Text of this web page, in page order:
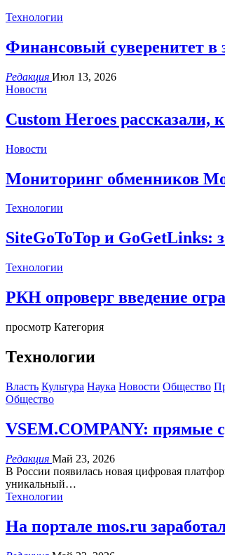
Технологии
Финансовый суверенитет в
Редакция Июл 13, 2026
Новости
Custom Heroes
Новости
Мониторинг обменников
Технологии
SiteGoToTop и GoGetLinks:
Технологии
РКН опроверг введение
просмотр Категория
Технологии
Власть Культура Наука Новости Общество
Общество
VSEM.COMPANY: прямые
Редакция Май 23, 2026
В России появилась новая цифровая
уникальный…
Технологии
На портале mos.ru